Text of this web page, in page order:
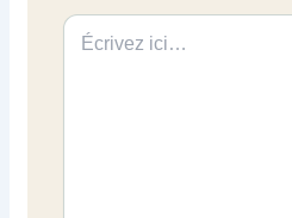
Écrivez
ici…